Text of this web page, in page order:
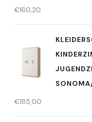
€160,20
SONOMA/
€185,00